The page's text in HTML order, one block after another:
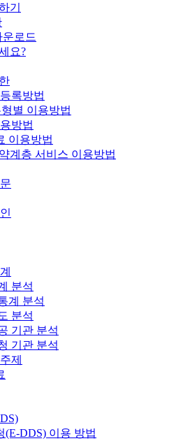
기
로드
요?
록방법
별 이용방법
방법
이용방법
계층 서비스 이용방법
분석
계 분석
분석
기관 분석
기관 분석
제
(E-DDS) 이용 방법